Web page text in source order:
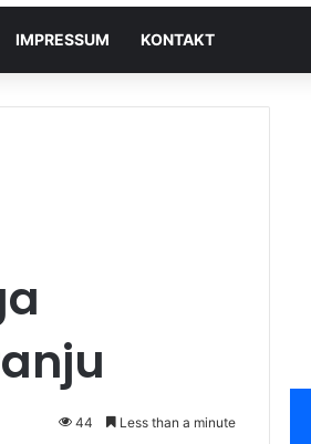
IMPRESSUM KONTAKT
44 Less than a minute